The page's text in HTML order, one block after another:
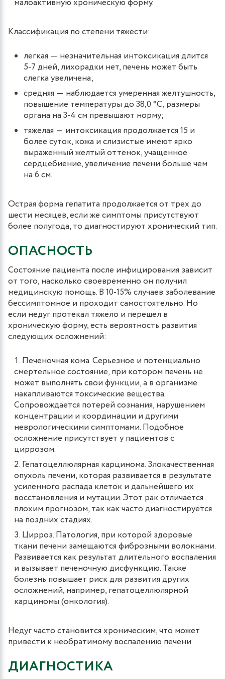
малоактивную хроническую форму.
Классификация по степени тяжести:
легкая ― незначительная интоксикация длится
5-7 дней, лихорадки нет, печень может быть
слегка увеличена;
средняя ― наблюдается умеренная желтушность,
повышение температуры до 38,0 °С, размеры
органа на 3-4 см превышают норму;
тяжелая ― интоксикация продолжается 15 и
более суток, кожа и слизистые имеют ярко
выраженный желтый оттенок, учащенное
сердцебиение, увеличение печени больше чем
на 6 см.
Острая форма гепатита продолжается от трех до
шести месяцев, если же симптомы присутствуют
более полугода, то диагностируют хронический тип.
ОПАСНОСТЬ
Состояние пациента после инфицирования зависит
от того, насколько своевременно он получил
медицинскую помощь. В 10-15% случаев заболевание
бессимптомное и проходит самостоятельно. Но
если недуг протекал тяжело и перешел в
хроническую форму, есть вероятность развития
следующих осложнений:
Печеночная кома. Серьезное и потенциально
смертельное состояние, при котором печень не
может выполнять свои функции, а в организме
накапливаются токсические вещества.
Сопровождается потерей сознания, нарушением
концентрации и координации и другими
неврологическими симптомами. Подобное
осложнение присутствует у пациентов с
циррозом.
Гепатоцеллюлярная карцинома. Злокачественная
опухоль печени, которая развивается в результате
усиленного распада клеток и дальнейшего их
восстановления и мутации. Этот рак отличается
плохим прогнозом, так как часто диагностируется
на поздних стадиях.
Цирроз. Патология, при которой здоровые
ткани печени замещаются фиброзными волокнами.
Развивается как результат длительного воспаления
и вызывает печеночную дисфункцию. Также
болезнь повышает риск для развития других
осложнений, например, гепатоцеллюлярной
карциномы (онкология).
Недуг часто становится хроническим, что может
привести к необратимому воспалению печени.
ДИАГНОСТИКА